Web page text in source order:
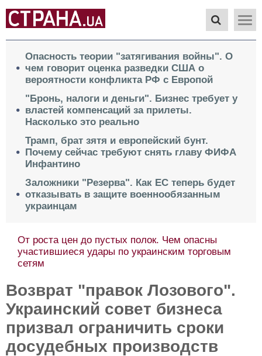
Опасность теории "затягивания войны". О
чем говорит оценка разведки США о
вероятности конфликта РФ с Европой
"Бронь, налоги и деньги". Бизнес требует у
властей компенсаций за прилеты.
Насколько это реально
Трамп, брат зятя и европейский бунт.
Почему сейчас требуют снять главу ФИФА
Инфантино
Заложники "Резерва". Как ЕС теперь будет
отказывать в защите военнообязанным
украинцам
От роста цен до пустых полок. Чем опасны
участившиеся удары по украинским торговым
сетям
Возврат "правок Лозового".
Украинский совет бизнеса
призвал ограничить сроки
досудебных производств